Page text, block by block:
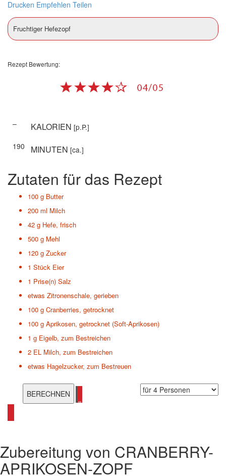
Drucken Empfehlen Teilen
Fruchtiger Hefezopf
Rezept Bewertung:
– KALORIEN [p.P.]
190
MINUTEN [ca.]
Zutaten für das Rezept
100 g Butter
200 ml Milch
42 g Hefe, frisch
500 g Mehl
120 g Zucker
1 Stück Eier
1 Prise(n) Salz
etwas Zitronenschale, gerieben
100 g Cranberries, getrocknet
100 g Aprikosen, getrocknet (Soft-Aprikosen)
1 g Eigelb, zum Bestreichen
2 EL Milch, zum Bestreichen
etwas Hagelzucker, zum Bestreuen
alle Cranberry Rezepte ansehen
Zubereitung von CRANBERRY-
APRIKOSEN-ZOPF